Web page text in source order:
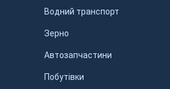
Водний транспорт
Зерно
Автозапчастини
Побутівки